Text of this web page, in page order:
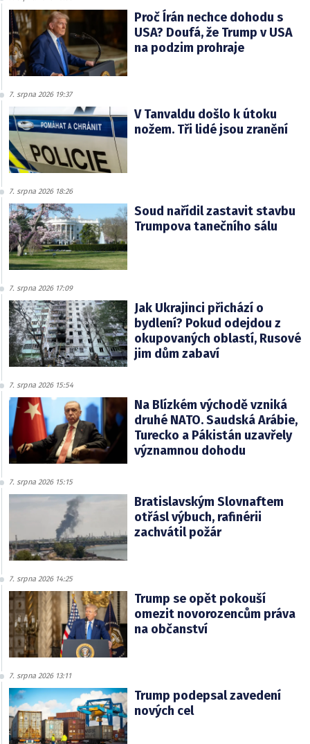
Proč Írán nechce dohodu s
USA? Doufá, že Trump v USA
na podzim prohraje
7. srpna 2026 19:37
V Tanvaldu došlo k útoku
nožem. Tři lidé jsou zranění
7. srpna 2026 18:26
Soud nařídil zastavit stavbu
Trumpova tanečního sálu
7. srpna 2026 17:09
Jak Ukrajinci přichází o
bydlení? Pokud odejdou z
okupovaných oblastí, Rusové
jim dům zabaví
7. srpna 2026 15:54
Na Blízkém východě vzniká
druhé NATO. Saudská Arábie,
Turecko a Pákistán uzavřely
významnou dohodu
7. srpna 2026 15:15
Bratislavským Slovnaftem
otřásl výbuch, rafinérii
zachvátil požár
7. srpna 2026 14:25
Trump se opět pokouší
omezit novorozencům práva
na občanství
7. srpna 2026 13:11
Trump podepsal zavedení
nových cel